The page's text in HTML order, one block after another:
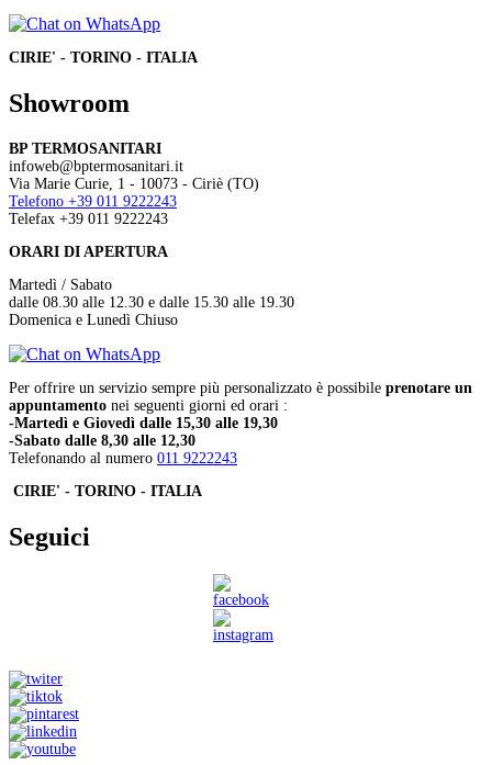
CIRIE' - TORINO - ITALIA
Showroom
BP TERMOSANITARI
infoweb@bptermosanitari.it
Via Marie Curie, 1 - 10073 - Ciriè (TO)
Telefono +39 011 9222243
Telefax +39 011 9222243
ORARI DI APERTURA
Martedì / Sabato
dalle 08.30 alle 12.30 e dalle 15.30 alle 19.30
Domenica e Lunedì Chiuso
Per offrire un servizio sempre più personalizzato è possibile prenotare un
appuntamento nei seguenti giorni ed orari :
-Martedì e Giovedì dalle 15,30 alle 19,30
-Sabato dalle 8,30 alle 12,30
Telefonando al numero 011 9222243
CIRIE' - TORINO - ITALIA
Seguici